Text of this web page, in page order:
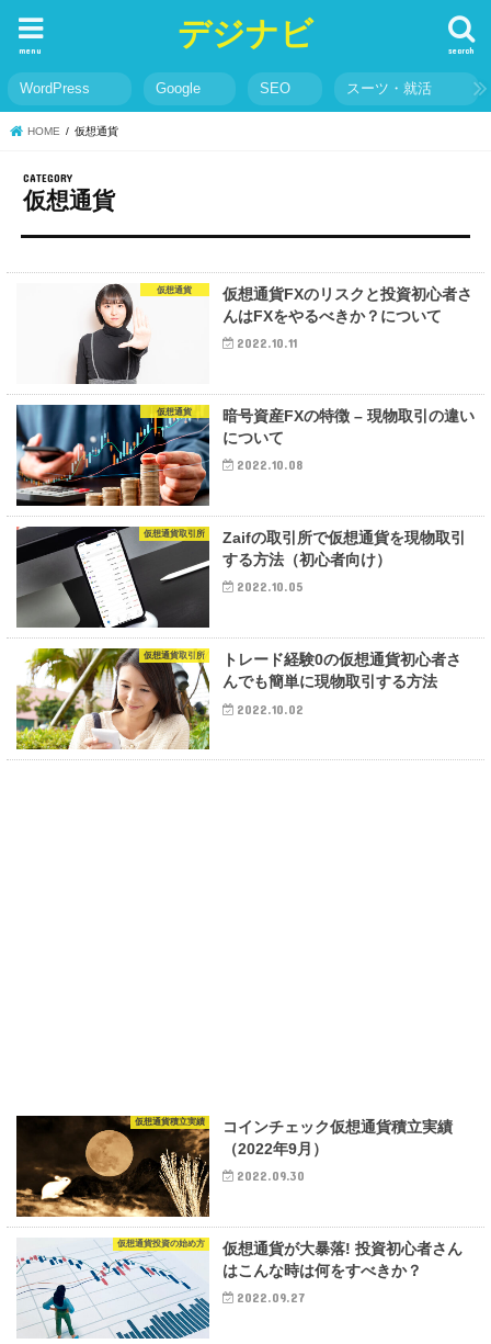
デジナビ search
menu
WordPress Google SEO スーツ・就活
HOME 仮想通貨
仮想通貨
仮想通貨
仮想通貨FXのリスクと投資初心者さ
んはFXをやるべきか？について
2022.10.11
仮想通貨
暗号資産FXの特徴 – 現物取引の違い
について
2022.10.08
仮想通貨取引所
Zaifの取引所で仮想通貨を現物取引
する方法（初心者向け）
2022.10.05
仮想通貨取引所
トレード経験0の仮想通貨初心者さ
んでも簡単に現物取引する方法
2022.10.02
仮想通貨積立実績
コインチェック仮想通貨積立実績
（2022年9月）
2022.09.30
仮想通貨投資の始め方
仮想通貨が大暴落! 投資初心者さん
はこんな時は何をすべきか？
2022.09.27